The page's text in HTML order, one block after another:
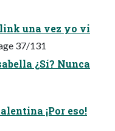
una vez yo vi
37/131
¿Sí? Nunca
¡Por eso!